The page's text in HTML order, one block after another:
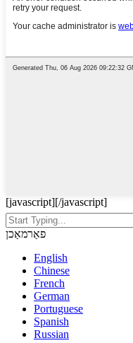
[javascript][/javascript]
פאַרמאַכן
English
Chinese
French
German
Portuguese
Spanish
Russian